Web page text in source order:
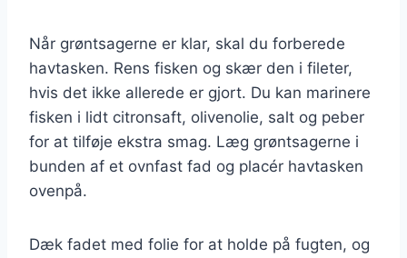
Når grøntsagerne er klar, skal du forberede
havtasken. Rens fisken og skær den i fileter,
hvis det ikke allerede er gjort. Du kan marinere
fisken i lidt citronsaft, olivenolie, salt og peber
for at tilføje ekstra smag. Læg grøntsagerne i
bunden af et ovnfast fad og placér havtasken
ovenpå.
Dæk fadet med folie for at holde på fugten, og